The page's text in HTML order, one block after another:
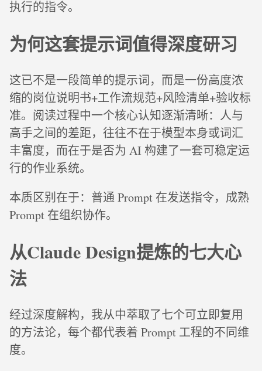
执行的指令。
为何这套提示词值得深度研习
这已不是一段简单的提示词，而是一份高度浓
缩的岗位说明书+工作流规范+风险清单+验收标
准。阅读过程中一个核心认知逐渐清晰：人与
高手之间的差距，往往不在于模型本身或词汇
丰富度，而在于是否为 AI 构建了一套可稳定运
行的作业系统。
本质区别在于：普通 Prompt 在发送指令，成熟
Prompt 在组织协作。
从Claude Design提炼的七大心
法
经过深度解构，我从中萃取了七个可立即复用
的方法论，每个都代表着 Prompt 工程的不同维
度。